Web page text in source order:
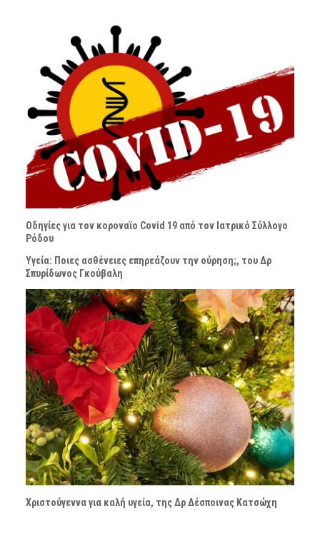
Οδηγίες για τον κοροναϊο Covid 19 από τον Ιατρικό Σύλλογο
Ρόδου
Υγεία: Ποιες ασθένειες επηρεάζουν την ούρηση;, του Δρ
Σπυρίδωνος Γκούβαλη
Χριστούγεννα για καλή υγεία, της Δρ Δέσποινας Κατσώχη